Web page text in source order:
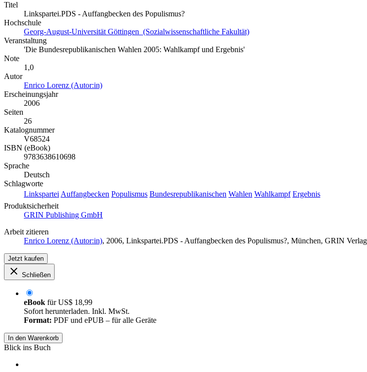
Titel
Linkspartei.PDS - Auffangbecken des Populismus?
Hochschule
Georg-August-Universität Göttingen (Sozialwissenschaftliche Fakultät)
Veranstaltung
'Die Bundesrepublikanischen Wahlen 2005: Wahlkampf und Ergebnis'
Note
1,0
Autor
Enrico Lorenz (Autor:in)
Erscheinungsjahr
2006
Seiten
26
Katalognummer
V68524
ISBN (eBook)
9783638610698
Sprache
Deutsch
Schlagworte
Linkspartei Auffangbecken Populismus Bundesrepublikanischen Wahlen Wahlkampf Ergebnis
Produktsicherheit
GRIN Publishing GmbH
Arbeit zitieren
Enrico Lorenz (Autor:in), 2006, Linkspartei.PDS - Auffangbecken des Populismus?, München, GRIN
Jetzt kaufen
Schließen
eBook fürUS$ 18,99
Sofort herunterladen. Inkl. MwSt.
Format: PDF und ePUB – für alle Geräte
In den Warenkorb
Blick ins Buch